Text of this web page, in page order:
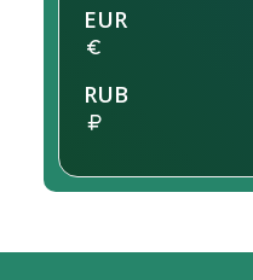
EUR
RUB